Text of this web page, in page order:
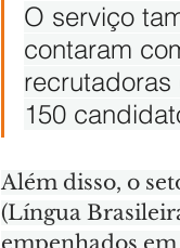
O serviço
contaram
150
Além disso, o
(Língua